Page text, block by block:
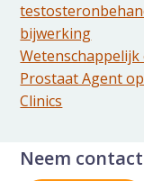
bijwerking
Prostaat Agent
Clinics
Neem